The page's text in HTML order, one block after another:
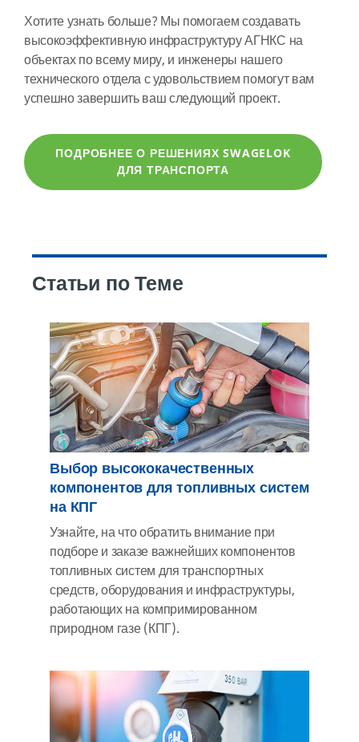
Хотите узнать больше? Мы помогаем создавать
высокоэффективную инфраструктуру АГНКС на
объектах по всему миру, и инженеры нашего
технического отдела с удовольствием помогут вам
успешно завершить ваш следующий проект.
ПОДРОБНЕЕ О РЕШЕНИЯХ SWAGELOK
ДЛЯ ТРАНСПОРТА
Статьи по Теме
Выбор высококачественных
компонентов для топливных систем
на КПГ
Узнайте, на что обратить внимание при
подборе и заказе важнейших компонентов
топливных систем для транспортных
средств, оборудования и инфраструктуры,
работающих на компримированном
природном газе (КПГ).